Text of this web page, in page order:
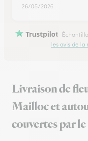
26/05/2026
Trustpilot
les avis de la
Livraison de
Mailloc et
couvertes par